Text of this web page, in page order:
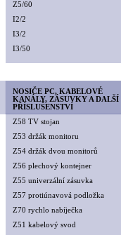
Z5/60
I2/2
I3/2
I3/50
NOSIČE PC, KABELOVÉ
KANÁLY, ZÁSUVKY A DALŠÍ
PŘÍSLUŠENSTVÍ
Z58 TV stojan
Z53 držák monitoru
Z54 držák dvou monitorů
Z56 plechový kontejner
Z55 univerzální zásuvka
Z57 protiúnavová podložka
Z70 rychlo nabíječka
Z51 kabelový svod